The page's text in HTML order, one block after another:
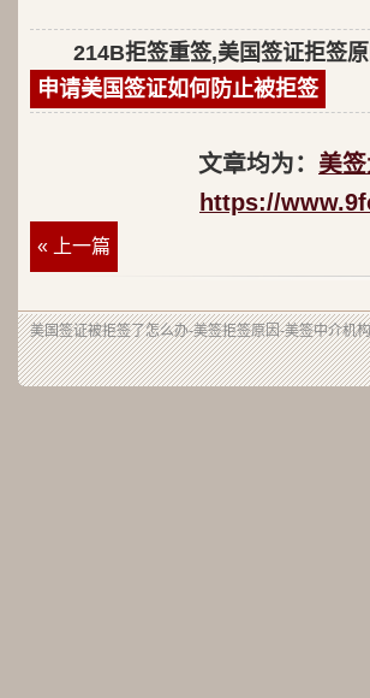
214B拒签重签,美国签证拒签
申请美国签证如何防止被拒签
文章均为： 美
https://
« 上一篇
美国签证被拒签了怎么办-美签拒签原因-美签中介机